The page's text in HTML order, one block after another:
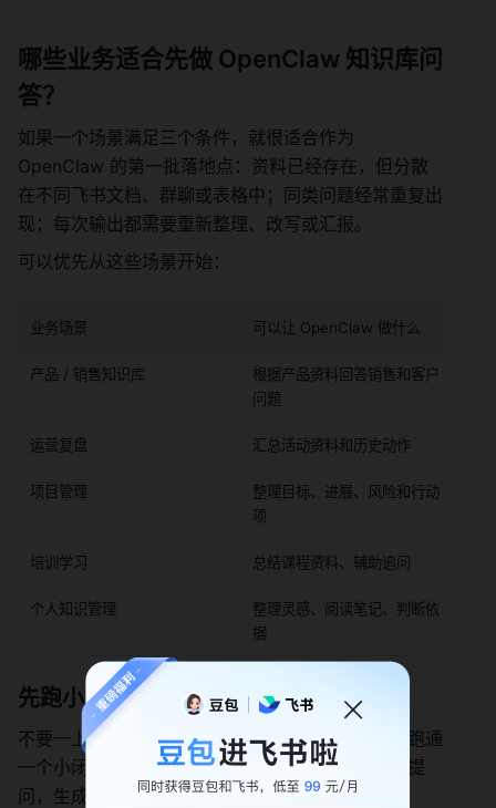
哪些业务适合先做 OpenClaw 知识库问
答？
如果一个场景满足三个条件，就很适合作为
OpenClaw 的第一批落地点：资料已经存在，但分散
在不同飞书文档、群聊或表格中；同类问题经常重复出
现；每次输出都需要重新整理、改写或汇报。
可以优先从这些场景开始：
业务场景 可以让 OpenClaw 做什么
产品 / 销售知识库
根据产品资料回答销售和客户
问题
运营复盘 汇总活动资料和历史动作
项目管理
整理目标、进展、风险和行动
项
培训学习 总结课程资料、辅助追问
个人知识管理
整理灵感、阅读笔记、判断依
据
先跑小闭环，再扩展范围
不要一上来追求覆盖所有知识。更稳的做法，是先跑通
一个小闭环：选一组高频资料，围绕一个业务问题提
问，生成一份可用文档，再把结果沉淀回飞书。